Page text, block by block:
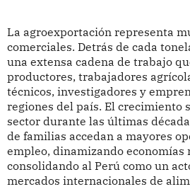
La agroexportación representa
comerciales. Detrás de cada
una extensa cadena de trabajo
productores, trabajadores
técnicos, investigadores y
regiones del país. El crecimiento
sector durante las últimas
de familias accedan a mayores
empleo, dinamizando economías
consolidando al Perú como un
mercados internacionales de